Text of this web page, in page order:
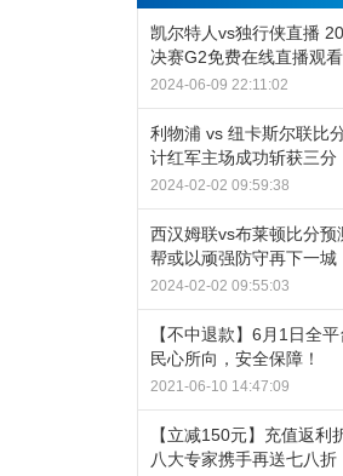
凯尔特人vs独行侠直播 2024NBA总
决赛G2免费在线直播观看
2024-06-09 22:11:02
利物浦 vs 纽卡斯尔联比
计红军主场成功斩获三分
2024-02-02 09:59:38
西汉姆联vs布莱顿比分预
帮或以顽强防守再下一城
2024-02-02 09:55:03
【不中退款】6月1日全平
民心所向，安全保障！
2021-06-10 14:47:09
【立减150元】充值返利
八大专家携手再送七八折